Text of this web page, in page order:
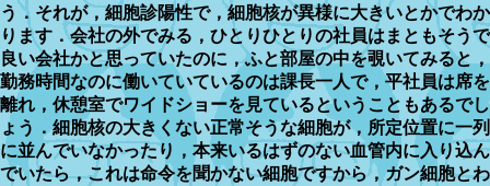
う．それが，細胞診陽性で，細胞核が異様に大きいとかでわか
ります．会社の外でみる，ひとりひとりの社員はまともそうで
良い会社かと思っていたのに，ふと部屋の中を覗いてみると，
勤務時間なのに働いていているのは課長一人で，平社員は席を
離れ，休憩室でワイドショーを見ているということもあるでし
ょう．細胞核の大きくない正常そうな細胞が，所定位置に一列
に並んでいなかったり，本来いるはずのない血管内に入り込ん
でいたら，これは命令を聞かない細胞ですから，ガン細胞とわ